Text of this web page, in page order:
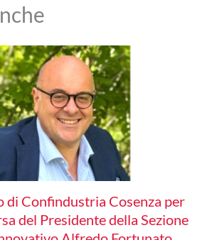
di Confindustria Cosenza per
del Presidente della Sezione